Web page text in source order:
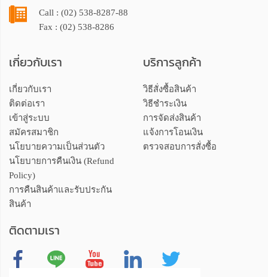
Call : (02) 538-8287-88
Fax : (02) 538-8286
เกี่ยวกับเรา
เกี่ยวกับเรา
ติดต่อเรา
เข้าสู่ระบบ
สมัครสมาชิก
นโยบายความเป็นส่วนตัว
นโยบายการคืนเงิน (Refund
Policy)
การคืนสินค้าและรับประกัน
สินค้า
บริการลูกค้า
วิธีสั่งซื้อสินค้า
วิธีชำระเงิน
การจัดส่งสินค้า
แจ้งการโอนเงิน
ตรวจสอบการสั่งซื้อ
ติดตามเรา